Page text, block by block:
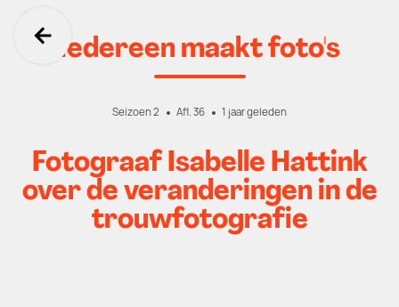
Ga terug
Iedereen maakt foto's
Seizoen 2 Afl. 36 1 jaar geleden
Fotograaf Isabelle Hattink
over de veranderingen in de
trouwfotografie